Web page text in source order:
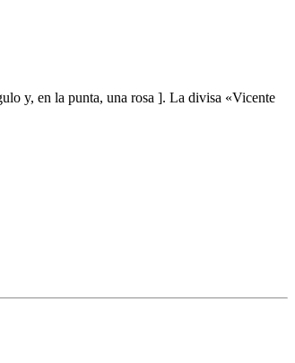
y, en la punta, una rosa ]. La divisa «Vicente